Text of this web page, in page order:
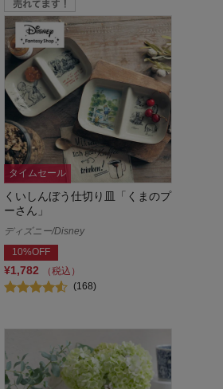
タイムセール
くいしんぼう仕切り皿「くまのプ
ーさん」
ディズニー/Disney
10%OFF
¥1,782
（税込）
(168)